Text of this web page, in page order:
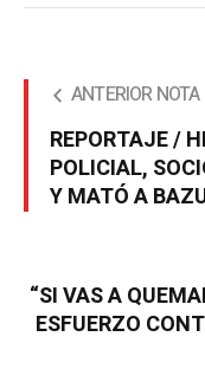
ANTERIOR NOTA
REPORTAJE /
POLICIAL,
Y MATÓ A
“SI VAS A
ESFUERZO